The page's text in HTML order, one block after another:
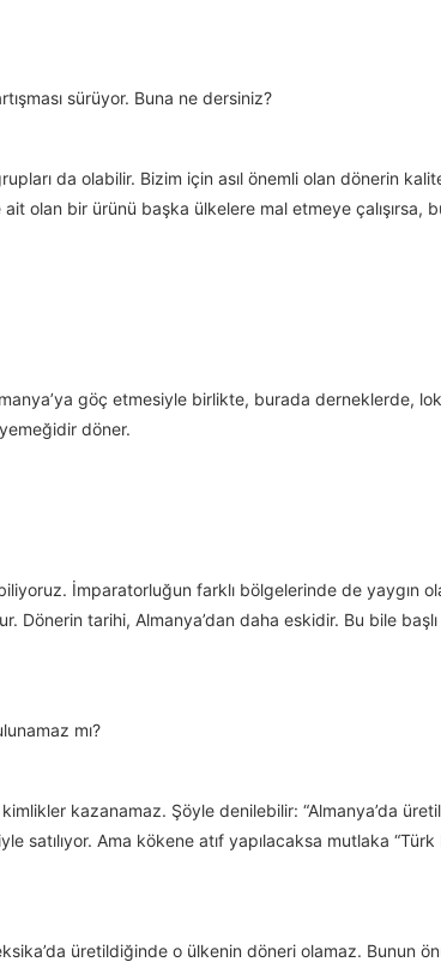
sürüyor. Buna ne dersiniz?
da olabilir. Bizim için asıl önemli olan dönerin
olan bir ürünü başka ülkelere mal etmeye çalışırsa,
göç etmesiyle birlikte, burada derneklerde,
döner.
biliyoruz. İmparatorluğun farklı bölgelerinde de yaygın
Dönerin tarihi, Almanya’dan daha eskidir. Bu bile başlı
mı?
kazanamaz. Şöyle denilebilir: “Almanya’da
satılıyor. Ama kökene atıf yapılacaksa mutlaka “Türk
üretildiğinde o ülkenin döneri olamaz. Bunun